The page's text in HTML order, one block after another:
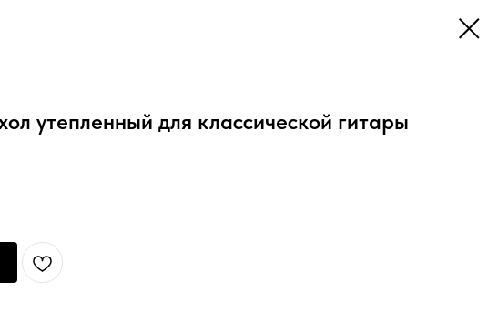
утепленный для классической гитары